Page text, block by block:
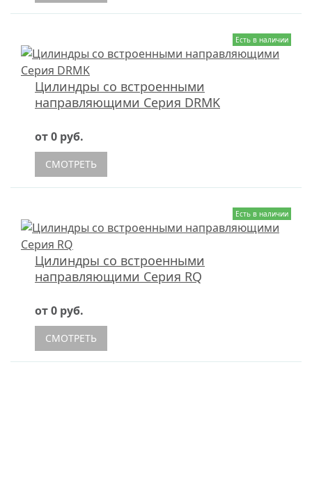
Есть в наличии
Цилиндры со встроенными
направляющими Серия DRMK
от 0 руб.
СМОТРЕТЬ
Есть в наличии
Цилиндры со встроенными
направляющими Серия RQ
от 0 руб.
СМОТРЕТЬ